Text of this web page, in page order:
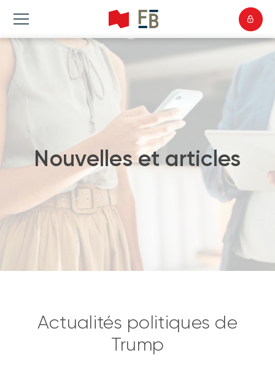
Nouvelles et articles
Actualités politiques de
Trump